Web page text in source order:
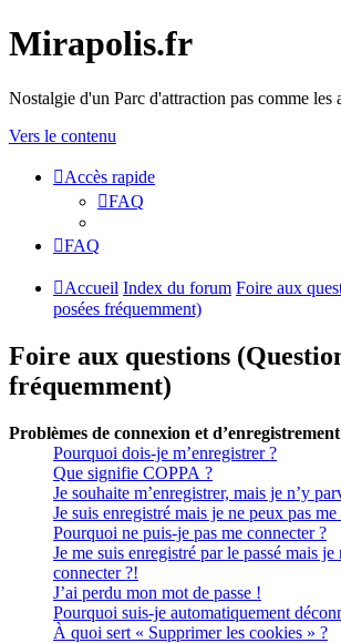
Mirapolis.fr
Nostalgie d'un Parc d'attraction pas comme les
Vers le contenu
Accès rapide
FAQ
FAQ
Accueil Index du forum Foire aux
posées fréquemment)
Foire aux questions
fréquemment)
Problèmes de connexion et d’enregistrement
Pourquoi dois-je m’enregistrer ?
Que signifie COPPA ?
Je souhaite m’enregistrer, mais je n’y
Je suis enregistré mais je ne peux pas
Pourquoi ne puis-je pas me connecter ?
Je me suis enregistré par le passé mais
connecter ?!
J’ai perdu mon mot de passe !
Pourquoi suis-je automatiquement
À quoi sert « Supprimer les cookies » ?